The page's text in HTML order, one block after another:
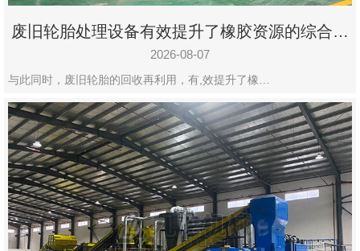
设
有
限
公
司
豫
ICP
备
废旧轮胎处理设备有效提升了橡胶资源的综合利
用率
2026-08-07
与此同时，废旧轮胎的回收再利用，有,效提升了橡…